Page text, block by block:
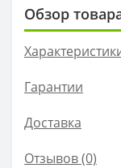
Обзор
Гарантии
Доставка
Отзывов (0)